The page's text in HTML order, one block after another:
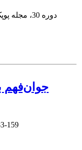
جوان‌فهم
159